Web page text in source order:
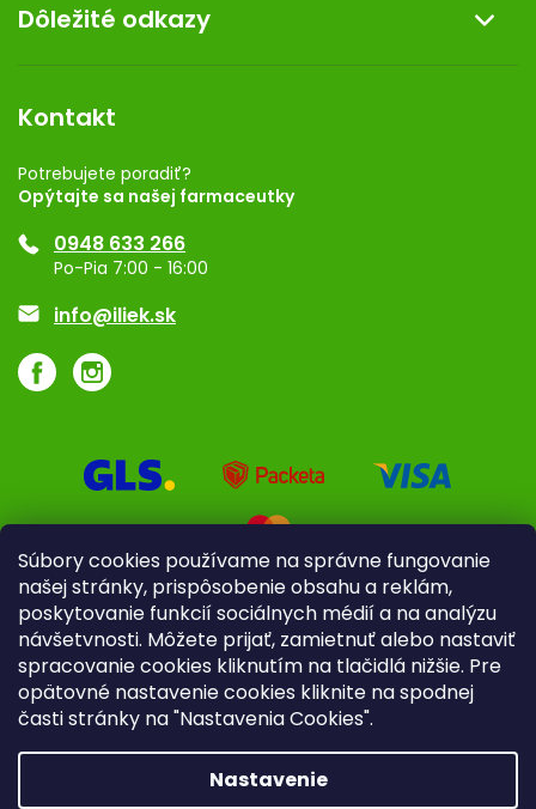
Súbory cookies používame na správne fungovanie
našej stránky, prispôsobenie obsahu a reklám,
poskytovanie funkcií sociálnych médií a na analýzu
návšetvnosti. Môžete prijať, zamietnuť alebo nastaviť
spracovanie cookies kliknutím na tlačidlá nižšie. Pre
opätovné nastavenie cookies kliknite na spodnej
časti stránky na "Nastavenia Cookies".
Nastavenie
Darček k nákupu
Kontakt
Dermocentrum
Dôležité odkazy
Rozhodnutie na prevádzku
Registrácia
Ponuka pre firmy
Značky
Kontakt
Potrebujete poradiť?
Opýtajte sa našej farmaceutky
0948 633 266
Po-Pia 7:00 - 16:00
info@iliek.sk
Pre firmy Poradenstvo
iliek.sk. Všetky práva vyhradené.